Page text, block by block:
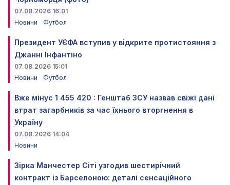
07.08.2026 16:01
Новини
Футбол
Президент УЄФА вступив у відкрите протистояння з
Джанні Інфантіно
07.08.2026 15:01
Новини
Футбол
Вже мінус 1 455 420 : Генштаб ЗСУ назвав свіжі дані
втрат загарбників за час їхнього вторгнення в
Україну
07.08.2026 14:04
Новини
Зірка Манчестер Сіті узгодив шестирічний
контракт із Барселоною: деталі сенсаційного